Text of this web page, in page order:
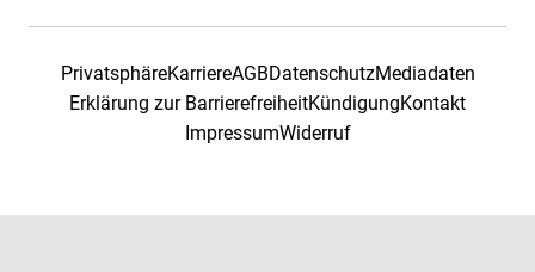
PrivatsphäreKarriereAGBDatenschutzMediadaten
Erklärung zur BarrierefreiheitKündigungKontakt
ImpressumWiderruf